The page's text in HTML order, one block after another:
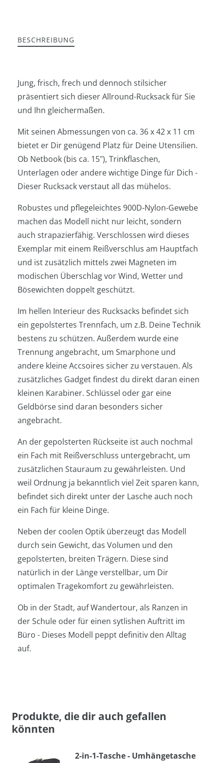
BESCHREIBUNG
Jung, frisch, frech und dennoch stilsicher
präsentiert sich dieser Allround-Rucksack für Sie
und Ihn gleichermaßen.
Mit seinen Abmessungen von ca. 36 x 42 x 11 cm
bietet er Dir genügend Platz für Deine Utensilien.
Ob Netbook (bis ca. 15"), Trinkflaschen,
Unterlagen oder andere wichtige Dinge für Dich -
Dieser Rucksack verstaut all das mühelos.
Robustes und pflegeleichtes 900D-Nylon-Gewebe
machen das Modell nicht nur leicht, sondern
auch strapazierfähig. Verschlossen wird dieses
Exemplar mit einem Reißverschlus am Hauptfach
und ist zusätzlich mittels zwei Magneten im
modischen Überschlag vor Wind, Wetter und
Bösewichten doppelt geschützt.
Im hellen Interieur des Rucksacks befindet sich
ein gepolstertes Trennfach, um z.B. Deine Technik
bestens zu schützen. Außerdem wurde eine
Trennung angebracht, um Smarphone und
andere kleine Accsoires sicher zu verstauen. Als
zusätzliches Gadget findest du direkt daran einen
kleinen Karabiner. Schlüssel oder gar eine
Geldbörse sind daran besonders sicher
angebracht.
An der gepolsterten Rückseite ist auch nochmal
ein Fach mit Reißverschluss untergebracht, um
zusätzlichen Stauraum zu gewährleisten. Und
weil Ordnung ja bekanntlich viel Zeit sparen kann,
befindet sich direkt unter der Lasche auch noch
ein Fach für kleine Dinge.
Neben der coolen Optik überzeugt das Modell
durch sein Gewicht, das Volumen und den
gepolsterten, breiten Trägern. Diese sind
natürlich in der Länge verstellbar, um Dir
optimalen Tragekomfort zu gewährleisten.
Ob in der Stadt, auf Wandertour, als Ranzen in
der Schule oder für einen sytlishen Auftritt im
Büro - Dieses Modell peppt definitiv den Alltag
auf.
Produkte, die dir auch gefallen
könnten
2-in-1-Tasche - Umhängetasche